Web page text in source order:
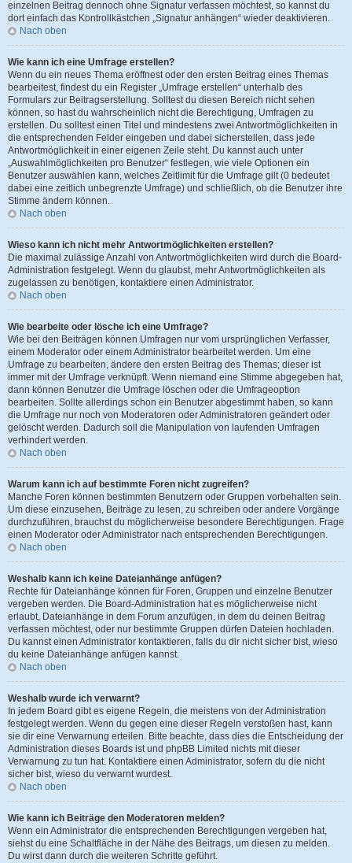
einzelnen Beitrag dennoch ohne Signatur verfassen möchtest, so kannst du
dort einfach das Kontrollkästchen „Signatur anhängen“ wieder deaktivieren.
Nach oben
Wie kann ich eine Umfrage erstellen?
Wenn du ein neues Thema eröffnest oder den ersten Beitrag eines Themas
bearbeitest, findest du ein Register „Umfrage erstellen“ unterhalb des
Formulars zur Beitragserstellung. Solltest du diesen Bereich nicht sehen
können, so hast du wahrscheinlich nicht die Berechtigung, Umfragen zu
erstellen. Du solltest einen Titel und mindestens zwei Antwortmöglichkeiten in
die entsprechenden Felder eingeben und dabei sicherstellen, dass jede
Antwortmöglichkeit in einer eigenen Zeile steht. Du kannst auch unter
„Auswahlmöglichkeiten pro Benutzer“ festlegen, wie viele Optionen ein
Benutzer auswählen kann, welches Zeitlimit für die Umfrage gilt (0 bedeutet
dabei eine zeitlich unbegrenzte Umfrage) und schließlich, ob die Benutzer ihre
Stimme ändern können.
Nach oben
Wieso kann ich nicht mehr Antwortmöglichkeiten erstellen?
Die maximal zulässige Anzahl von Antwortmöglichkeiten wird durch die Board-
Administration festgelegt. Wenn du glaubst, mehr Antwortmöglichkeiten als
zugelassen zu benötigen, kontaktiere einen Administrator.
Nach oben
Wie bearbeite oder lösche ich eine Umfrage?
Wie bei den Beiträgen können Umfragen nur vom ursprünglichen Verfasser,
einem Moderator oder einem Administrator bearbeitet werden. Um eine
Umfrage zu bearbeiten, ändere den ersten Beitrag des Themas; dieser ist
immer mit der Umfrage verknüpft. Wenn niemand eine Stimme abgegeben hat,
dann können Benutzer die Umfrage löschen oder die Umfrageoption
bearbeiten. Sollte allerdings schon ein Benutzer abgestimmt haben, so kann
die Umfrage nur noch von Moderatoren oder Administratoren geändert oder
gelöscht werden. Dadurch soll die Manipulation von laufenden Umfragen
verhindert werden.
Nach oben
Warum kann ich auf bestimmte Foren nicht zugreifen?
Manche Foren können bestimmten Benutzern oder Gruppen vorbehalten sein.
Um diese einzusehen, Beiträge zu lesen, zu schreiben oder andere Vorgänge
durchzuführen, brauchst du möglicherweise besondere Berechtigungen. Frage
einen Moderator oder Administrator nach entsprechenden Berechtigungen.
Nach oben
Weshalb kann ich keine Dateianhänge anfügen?
Rechte für Dateianhänge können für Foren, Gruppen und einzelne Benutzer
vergeben werden. Die Board-Administration hat es möglicherweise nicht
erlaubt, Dateianhänge in dem Forum anzufügen, in dem du deinen Beitrag
verfassen möchtest, oder nur bestimmte Gruppen dürfen Dateien hochladen.
Du kannst einen Administrator kontaktieren, falls du dir nicht sicher bist, wieso
du keine Dateianhänge anfügen kannst.
Nach oben
Weshalb wurde ich verwarnt?
In jedem Board gibt es eigene Regeln, die meistens von der Administration
festgelegt werden. Wenn du gegen eine dieser Regeln verstoßen hast, kann
sie dir eine Verwarnung erteilen. Bitte beachte, dass dies die Entscheidung der
Administration dieses Boards ist und phpBB Limited nichts mit dieser
Verwarnung zu tun hat. Kontaktiere einen Administrator, sofern du die nicht
sicher bist, wieso du verwarnt wurdest.
Nach oben
Wie kann ich Beiträge den Moderatoren melden?
Wenn ein Administrator die entsprechenden Berechtigungen vergeben hat,
siehst du eine Schaltfläche in der Nähe des Beitrags, um diesen zu melden.
Du wirst dann durch die weiteren Schritte geführt.